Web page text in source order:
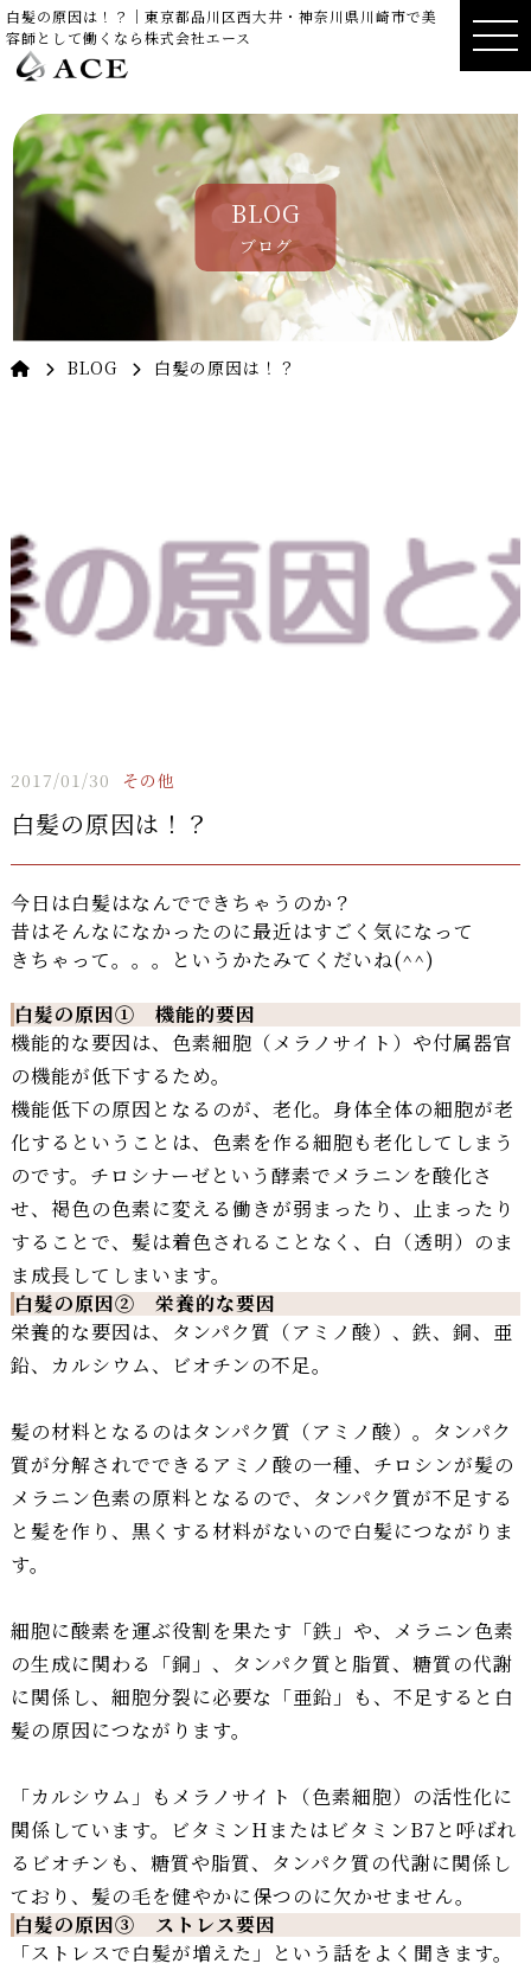
白髪の原因は！？｜東京都品川区西大井・神奈川県川崎市で美
容師として働くなら株式会社エース
BLOG
ブログ
BLOG 白髪の原因は！？
2017/01/30 その他
白髪の原因は！？
今日は白髪はなんでできちゃうのか？
昔はそんなになかったのに最近はすごく気になって
きちゃって。。。というかたみてくだいね(^^)
白髪の原因① 機能的要因
機能的な要因は、色素細胞（メラノサイト）や付属器官
の機能が低下するため。
機能低下の原因となるのが、老化。身体全体の細胞が老
化するということは、色素を作る細胞も老化してしまう
のです。チロシナーゼという 酵素でメラニンを酸化さ
せ、褐色の色素に変える働きが弱まったり、止まったり
することで、髪は着色されることなく、白（透明）のま
ま成長してしまいます。
白髪の原因② 栄養的な要因
栄養的な要因は、タンパク質（アミノ酸）、鉄、銅、亜
鉛、カルシウム、ビオチンの不足。
髪の材料となるのはタンパク質（アミノ酸）。タンパク
質が分解されでできるアミノ酸の一種、チロシンが髪の
メラニン色素の原料となるので、タンパク質が不足する
と髪を作り、黒くする材料がないので白髪につながりま
す。
細胞に酸素を運ぶ役割を果たす「鉄」や、メラニン色素
の生成に関わる「銅」、タンパク質と脂質、糖質の代謝
に関係し、細胞分裂に必要な「亜鉛」も、不足すると白
髪の原因につながります。
「カルシウム」もメラノサイト（色素細胞）の活性化に
関係しています。ビタミンHまたはビタミンB7と呼ばれ
るビオチンも、糖質や脂質、タンパク質の代謝に関係し
ており、髪の毛を健やかに保つのに欠かせません。
白髪の原因③ ストレス要因
「ストレスで白髪が増えた」という話をよく聞きます。